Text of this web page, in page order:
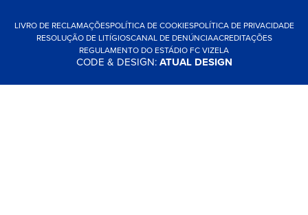
LIVRO DE RECLAMAÇÕESPOLÍTICA DE COOKIESPOLÍTICA DE PRIVACIDADE
RESOLUÇÃO DE LITÍGIOSCANAL DE DENÚNCIAACREDITAÇÕES
REGULAMENTO DO ESTÁDIO FC VIZELA
CODE & DESIGN:ATUAL DESIGN